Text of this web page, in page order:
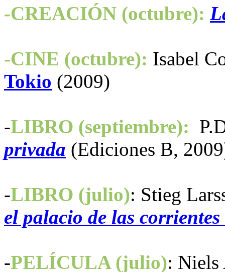
-CREACIÓN (octubre):
-CINE (octubre): Isabel
Tokio (2009)
-LIBRO (septiembre):
privada (Ediciones B,
-LIBRO (julio): Stieg
el palacio de las corrientes
-PELÍCULA (julio):